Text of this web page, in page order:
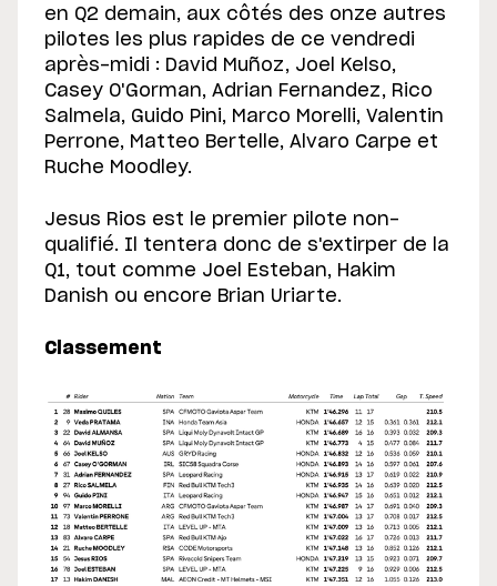
en Q2 demain, aux côtés des onze autres
pilotes les plus rapides de ce vendredi
après-midi : David Muñoz, Joel Kelso,
Casey O'Gorman, Adrian Fernandez, Rico
Salmela, Guido Pini, Marco Morelli, Valentin
Perrone, Matteo Bertelle, Alvaro Carpe et
Ruche Moodley.
Jesus Rios est le premier pilote non-
qualifié. Il tentera donc de s'extirper de la
Q1, tout comme Joel Esteban, Hakim
Danish ou encore Brian Uriarte.
Classement